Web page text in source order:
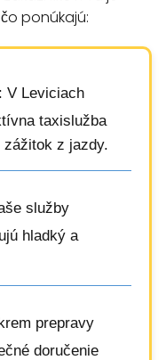
ponúkajú:
V Leviciach
taxislužba
zážitok z jazdy.
služby
hladký a
prepravy
doručenie